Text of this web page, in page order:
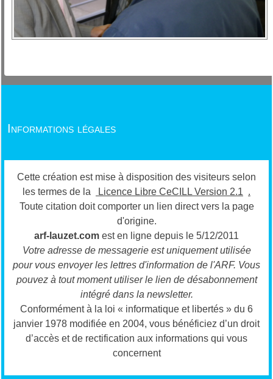
Informations légales
Cette création est mise à disposition des visiteurs selon
les termes de la
Licence Libre CeCILL Version 2.1 .
Toute citation doit comporter un lien direct vers la page
d'origine.
arf-lauzet.com est en ligne depuis le 5/12/2011
Votre adresse de messagerie est uniquement utilisée
pour vous envoyer les lettres d'information de l'ARF. Vous
pouvez à tout moment utiliser le lien de désabonnement
intégré dans la newsletter.
Conformément à la loi « informatique et libertés » du 6
janvier 1978 modifiée en 2004, vous bénéficiez d’un droit
d’accès et de rectification aux informations qui vous
concernent